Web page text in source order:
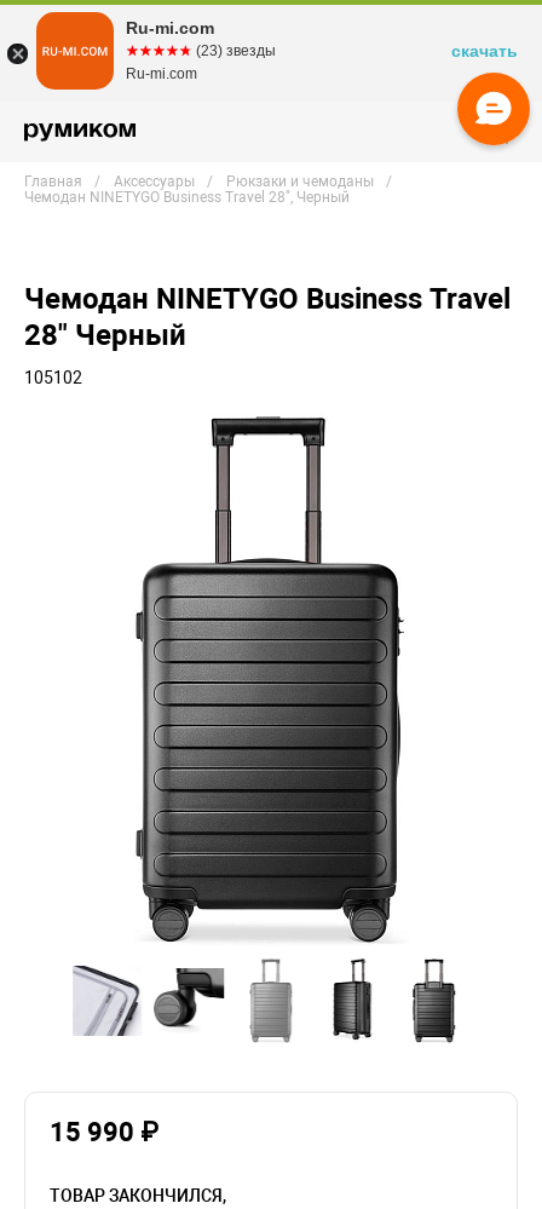
Главная Аксессуары
Рюкзаки и чемоданы
Чемодан NINETYGO Business Travel 28", Черный
Чемодан NINETYGO Business Travel
28" Черный
105102
15 990 ₽
ТОВАР ЗАКОНЧИЛСЯ,
Ru-mi.com
☆☆☆☆☆
★★★★★ (23) звезды
Ru-mi.com
скачать